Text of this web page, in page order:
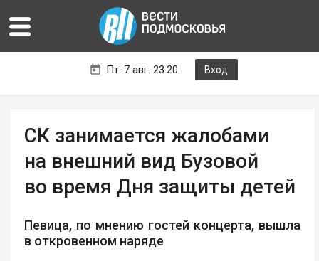
Пт. 7 авг. 23:20 Вход
СК занимается жалобами
на внешний вид Бузовой
во время Дня защиты детей
Певица, по мнению гостей концерта, вышла
в откровенном наряде